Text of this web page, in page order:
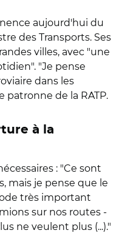
aujourd'hui du
des Transports. Ses
villes, avec "une
"Je pense
dans les
patronne de la RATP.
à la
: "Ce sont
mais je pense que le
très important
sur nos routes -
ne veulent plus (...)."